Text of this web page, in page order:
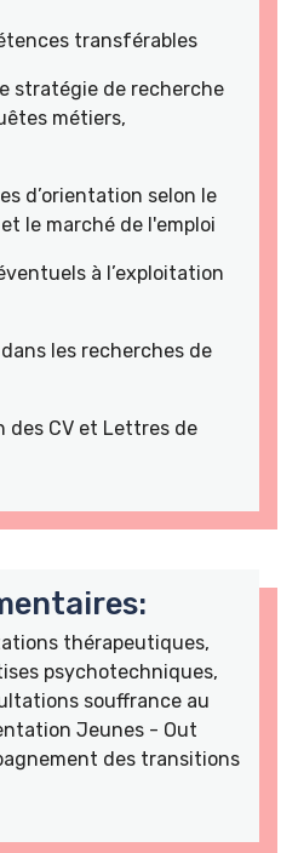
transférables
stratégie de recherche
métiers,
d’orientation selon le
le marché de l'emploi
à l’exploitation
les recherches de
des CV et Lettres de
thérapeutiques,
psychotechniques,
souffrance au
Jeunes - Out
des transitions